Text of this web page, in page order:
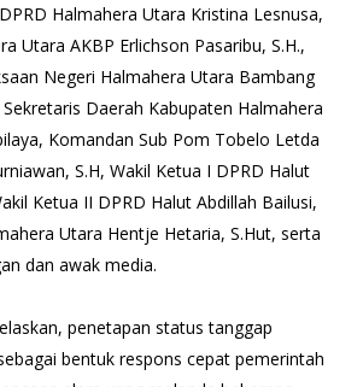
Halmahera Utara Kristina Lesnusa,
Utara AKBP Erlichson Pasaribu, S.H.,
Negeri Halmahera Utara Bambang
Daerah Kabupaten Halmahera
Komandan Sub Pom Tobelo Letda
S.H, Wakil Ketua I DPRD Halut
Ketua II DPRD Halut Abdillah Bailusi,
Utara Hentje Hetaria, S.Hut, serta
dan awak media.
penetapan status tanggap
bentuk respons cepat pemerintah